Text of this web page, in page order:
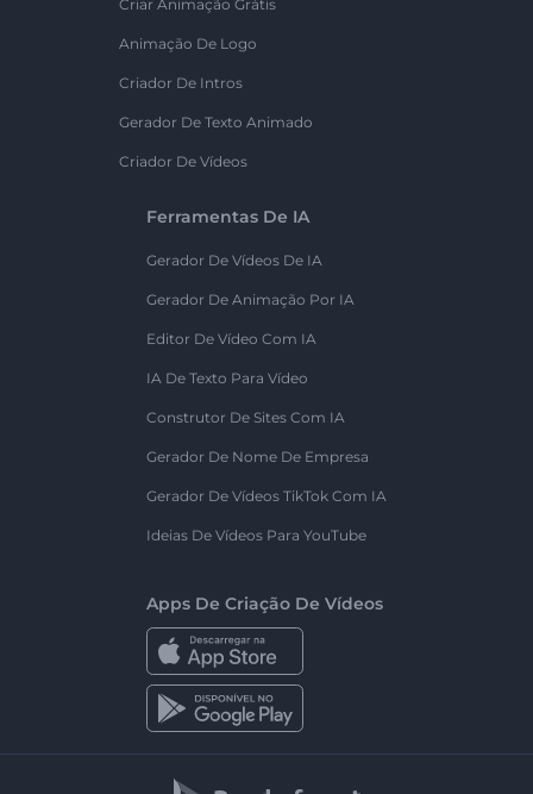
Criar Animação Grátis
Animação De Logo
Criador De Intros
Gerador De Texto Animado
Criador De Vídeos
Ferramentas De IA
Gerador De Vídeos De IA
Gerador De Animação Por IA
Editor De Vídeo Com IA
IA De Texto Para Vídeo
Construtor De Sites Com IA
Gerador De Nome De Empresa
Gerador De Vídeos TikTok Com IA
Ideias De Vídeos Para YouTube
Apps De Criação De Vídeos